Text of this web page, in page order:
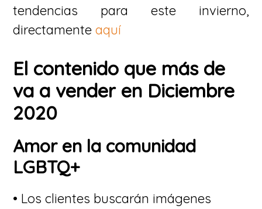
tendencias para este invierno,
directamenteaquí
El contenido que más de
va a vender en Diciembre
2020
Amor en la comunidad
LGBTQ+
• Los clientes buscarán imágenes